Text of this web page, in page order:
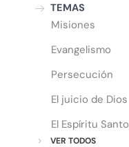
TEMAS
Misiones
Evangelismo
Persecución
El juicio de Dios
El Espíritu Santo
VER TODOS